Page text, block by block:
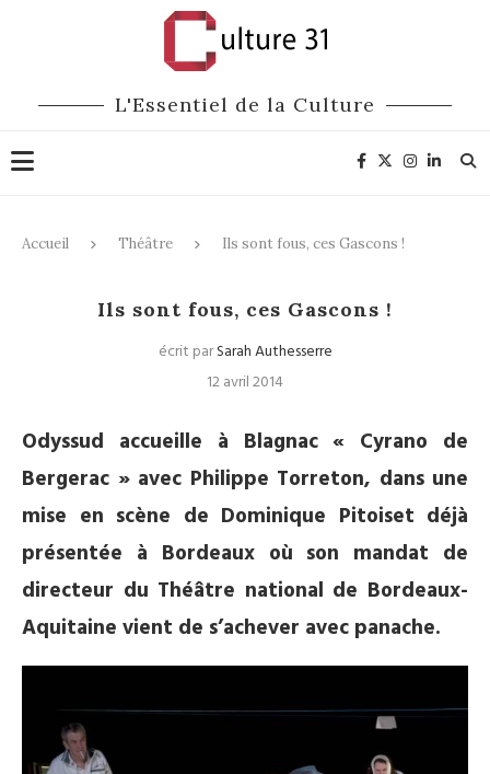
L'Essentiel de la Culture
Accueil Théâtre Ils sont fous, ces Gascons !
Ils sont fous, ces Gascons !
écrit parSarah Authesserre
12 avril 2014
Odyssud accueille à Blagnac « Cyrano de
Bergerac » avec Philippe Torreton, dans une
mise en scène de Dominique Pitoiset déjà
présentée à Bordeaux où son mandat de
directeur du Théâtre national de Bordeaux-
Aquitaine vient de s’achever avec panache.